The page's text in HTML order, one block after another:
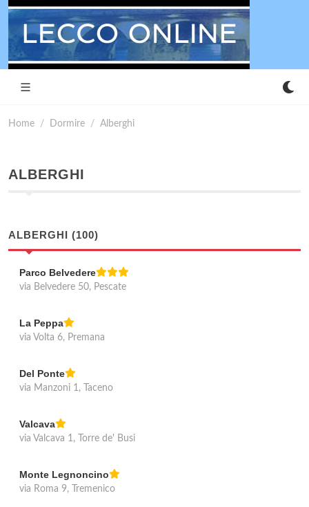
Home Dormire Alberghi
ALBERGHI
ALBERGHI (100)
Parco Belvedere
via Belvedere 50, Pescate
La Peppa
via Volta 6, Premana
Del Ponte
via Manzoni 1, Taceno
Valcava
via Valcava 1, Torre de' Busi
Monte Legnoncino
via Roma 9, Tremenico